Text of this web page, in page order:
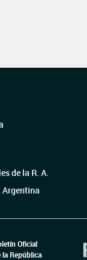
de la R. A.
Argentina
Oficial
la República